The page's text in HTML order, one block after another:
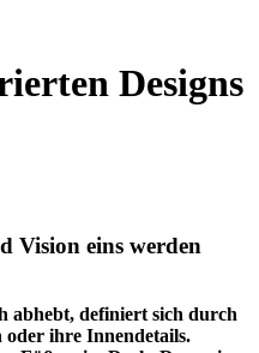
Designs
Vision eins werden
abhebt, definiert sich durch
ihre Innendetails.